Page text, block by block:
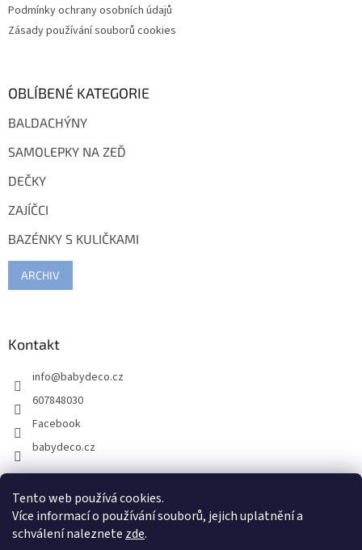
Tento web používá cookies.
Více informací o používání souborů, jejich uplatnění a
schválení naleznete zde.
Podmínky ochrany osobních údajů
Zásady používání souborů cookies
OBLÍBENÉ KATEGORIE
BALDACHÝNY
SAMOLEPKY NA ZEĎ
DEČKY
ZAJÍČCI
BAZÉNKY S KULIČKAMI
ARCHIV
Kontakt
info@babydeco.cz
607848030
Facebook
babydeco.cz